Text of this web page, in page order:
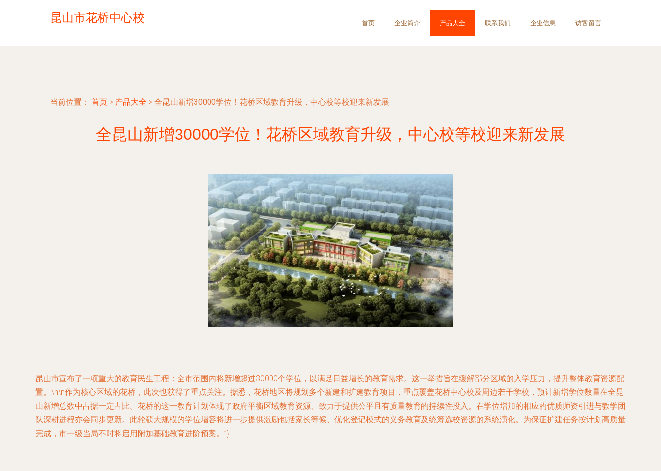
昆山市花桥中心校 首页 企业简介 产品大全 联系我们 企业信息 访客留言
当前位置： 首页 > 产品大全 > 全昆山新增30000学位！花桥区域教育升级，中心校等校迎来新发展
全昆山新增30000学位！花桥区域教育升级，中心校等校迎来新发展
昆山市宣布了一项重大的教育民生工程：全市范围内将新增超过30000个学位，以满足日益增长的教育需求。这一举措旨在缓解部分区域的入学压力，提升整体教育资源配
置。\n\n作为核心区域的花桥，此次也获得了重点关注。据悉，花桥地区将规划多个新建和扩建教育项目，重点覆盖花桥中心校及周边若干学校，预计新增学位数量在全昆
山新增总数中占据一定占比。花桥的这一教育计划体现了政府平衡区域教育资源、致力于提供公平且有质量教育的持续性投入。在学位增加的相应的优质师资引进与教学团
队深耕进程亦会同步更新。此轮硕大规模的学位增容将进一步提供激励包括家长等候、优化登记模式的义务教育及统筹选校资源的系统演化。为保证扩建任务按计划高质量
完成，市一级当局不时将启用附加基础教育进阶预案。”}